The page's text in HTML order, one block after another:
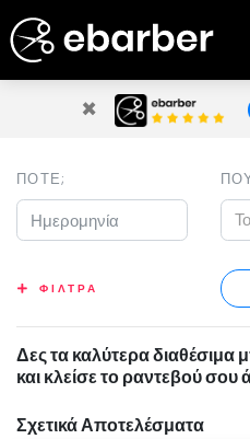
×
ΠΟΤΕ;
ΦΙΛΤΡΑ
Δες τα καλύτερα
και κλείσε το ραντεβού σου
Σχετικά Αποτελέσματα